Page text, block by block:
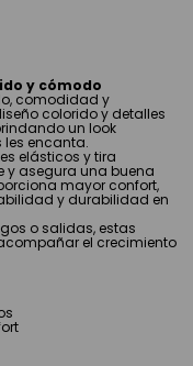
y cómodo
comodidad y
colorido y detalles
un look
encanta.
elásticos y tira
y asegura una buena
mayor confort,
y durabilidad en
o salidas, estas
el crecimiento